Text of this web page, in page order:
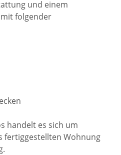
und einem
folgender
handelt es sich um
fertiggestellten Wohnung